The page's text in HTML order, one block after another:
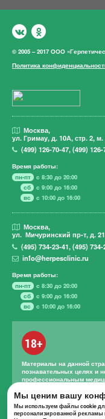
© 2005 – 2017 ООО
Политика
Москва,
ул. Гримау, д. 10А, стр. 2,
(499)126-70-47,(499)126-
Время работы:
пн-пт
с 8:30 до 20:00
сб
с 9:00 до 16:00
вс
с 10:00 до 16:00
Москва,
ул. Мичуринский пр-т,д.
(495)734-23-41,(495)734-
info@herpesclinic.ru
Время работы:
пн-пт
с 8:30 до 20:00
сб
с 9:00 до 16:00
вс
с 10:00 до 16:00
18+
Материалы на данной
познавательных целях и
профессиональным
Правильное лечение и
проводиться только
проведенной диагностики
Мы ценим вашу
Мы используем файлы cookie
персонализированной рекламы